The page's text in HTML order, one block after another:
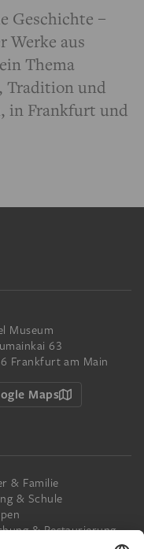
Geschichte –
Werke aus
Thema
Tradition und
in Frankfurt und
Museum
63
Frankfurt am Main
Maps
& Familie
& Schule
& Restaurierung